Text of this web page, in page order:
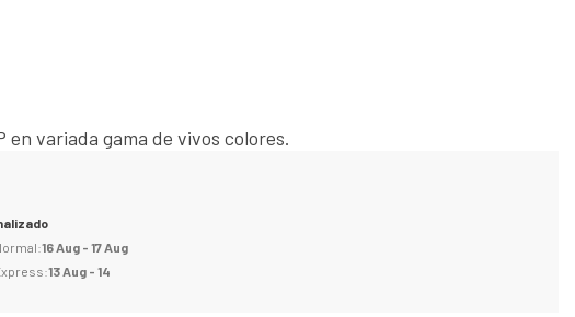
variada gama de vivos colores.
16 Aug - 17 Aug
13 Aug - 14